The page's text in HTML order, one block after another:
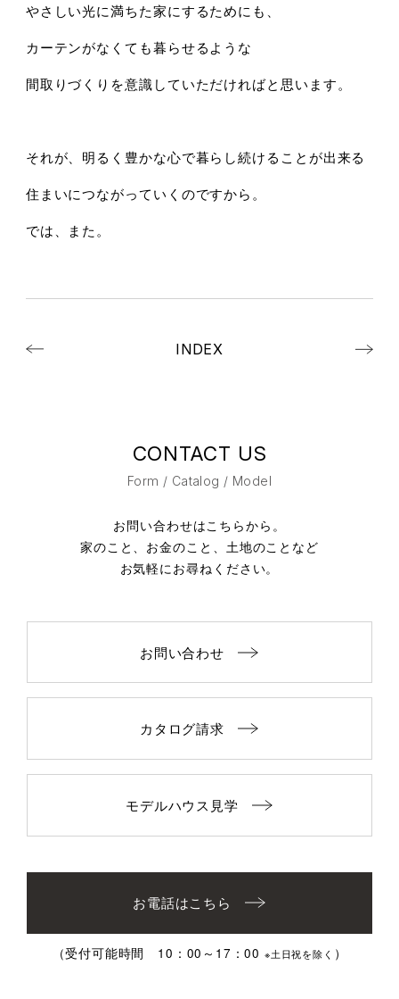
やさしい光に満ちた家にするためにも、
カーテンがなくても暮らせるような
間取りづくりを意識していただければと思います。
それが、明るく豊かな心で暮らし続けることが出来る
住まいにつながっていくのですから。
では、また。
INDEX
CONTACT US
Form / Catalog / Model
お問い合わせはこちらから。
家のこと、お金のこと、土地のことなど
お気軽にお尋ねください。
お問い合わせ
カタログ請求
モデルハウス見学
お電話はこちら
（受付可能時間 10：00～17：00 ※土日祝を除く ）